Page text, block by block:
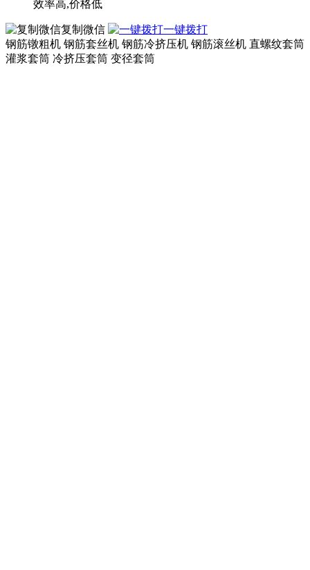
效率高,价格低
复制微信
一键拨打
钢筋镦粗机 钢筋套丝机 钢筋冷挤压机 钢筋滚丝机 直螺纹套筒
灌浆套筒 冷挤压套筒 变径套筒